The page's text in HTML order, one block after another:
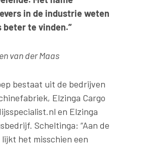
in de industrie weten
beter te vinden.”
van der Maas
bestaat uit de bedrijven
Elzinga Cargo
en Elzinga
Scheltinga: “Aan de
het misschien een